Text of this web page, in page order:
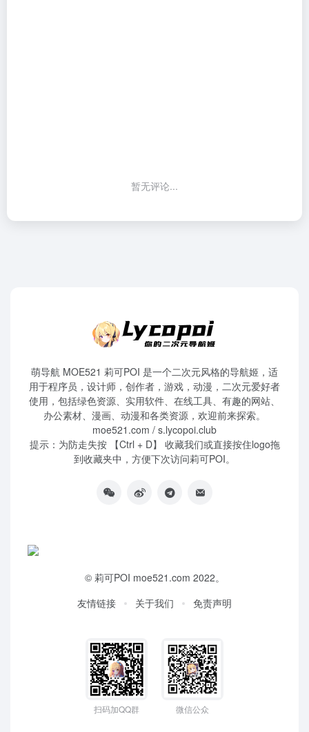
暂无评论...
萌导航 MOE521 莉可POI 是一个二次元风格的导航姬，适
用于程序员，设计师，创作者，游戏，动漫，二次元爱好者
使用，包括绿色资源、实用软件、在线工具、有趣的网站、
办公素材、漫画、动漫和各类资源，欢迎前来探索。
moe521.com / s.lycopoi.club
提示：为防走失按 【Ctrl + D】 收藏我们或直接按住logo拖
到收藏夹中，方便下次访问莉可POI。
© 莉可POI moe521.com 2022。
友情链接
关于我们 免责声明
扫码加QQ群 微信公众